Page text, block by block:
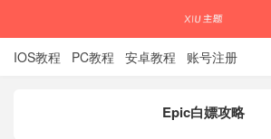
IOS教程 PC教程 安卓教程 账号注册
Epic白嫖攻略